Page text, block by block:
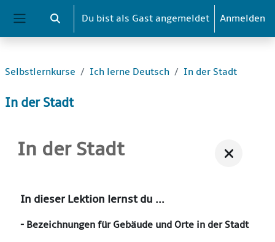
Zum Hauptinhalt
Website-Übersicht
Sucheingabe umschalten
Du bist als Gast angemeldet Anmelden
Selbstlernkurse Ich lerne Deutsch In der Stadt
In der Stadt
In der Stadt
In dieser Lektion lernst du ...
- Bezeichnungen für Gebäude und Orte in der Stadt